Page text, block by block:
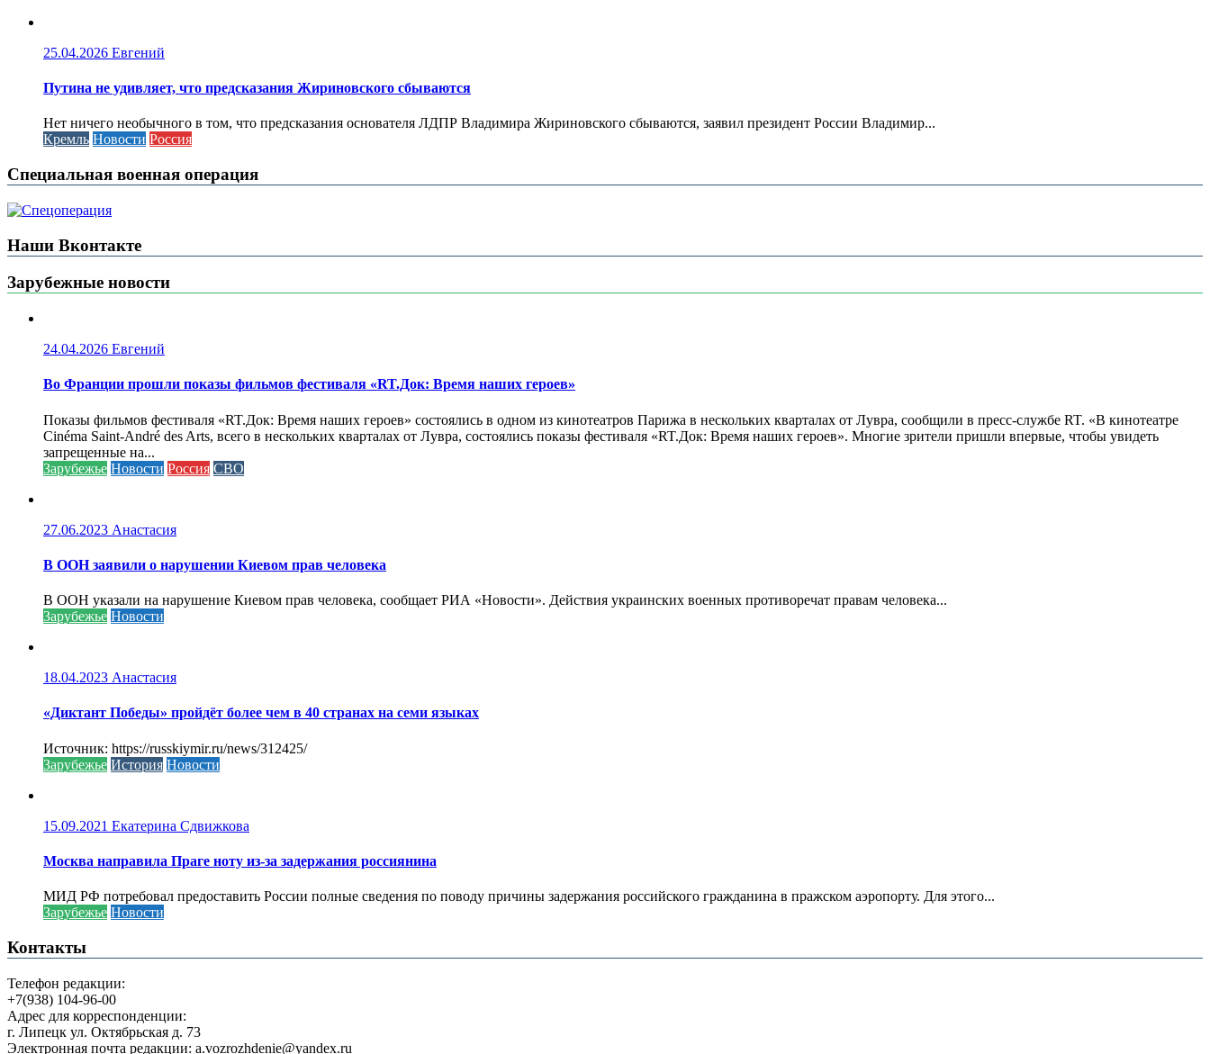
25.04.2026 Евгений
Путина не удивляет, что предсказания Жириновского сбываются
Нет ничего необычного в том, что предсказания основателя ЛДПР Владимира Жириновского сбываются, заявил президент России Владимир...
Кремль Новости Россия
Специальная военная операция
Наши Вконтакте
Зарубежные новости
24.04.2026 Евгений
Во Франции прошли показы фильмов фестиваля «RT.Док: Время наших героев»
Показы фильмов фестиваля «RT.Док: Время наших героев» состоялись в одном из кинотеатров Парижа в нескольких кварталах от Лувра, сообщили в пресс-службе RT. «В кинотеатре
Cinéma Saint-André des Arts, всего в нескольких кварталах от Лувра, состоялись показы фестиваля «RT.Док: Время наших героев». Многие зрители пришли впервые, чтобы увидеть
запрещенные на...
Зарубежье Новости Россия СВО
27.06.2023 Анастасия
В ООН заявили о нарушении Киевом прав человека
В ООН указали на нарушение Киевом прав человека, сообщает РИА «Новости». Действия украинских военных противоречат правам человека...
Зарубежье Новости
18.04.2023 Анастасия
«Диктант Победы» пройдёт более чем в 40 странах на семи языках
Источник: https://russkiymir.ru/news/312425/
Зарубежье История Новости
15.09.2021 Екатерина Сдвижкова
Москва направила Праге ноту из-за задержания россиянина
МИД РФ потребовал предоставить России полные сведения по поводу причины задержания российского гражданина в пражском аэропорту. Для этого...
Зарубежье Новости
Контакты
Телефон редакции:
+7(938) 104-96-00
Адрес для корреспонденции:
г. Липецк ул. Октябрьская д. 73
Электронная почта редакции: a.vozrozhdenie@yandex.ru